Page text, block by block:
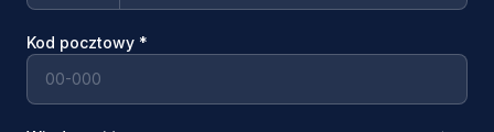
Kod pocztowy *